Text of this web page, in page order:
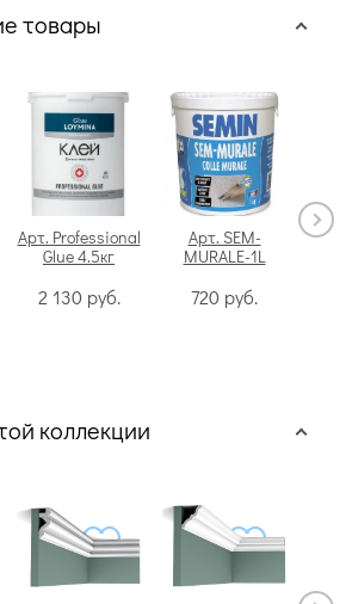
товары
Арт. Professional
Glue 4.5кг
2 130 руб.
Арт. SEM-
MURALE-1L
720 руб.
коллекции